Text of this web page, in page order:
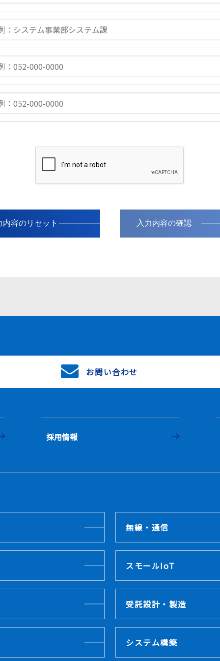
入力内容の確認
お問い合わせ
採用情報
無線・通信
スモールIoT
受託設計・製造
システム構築